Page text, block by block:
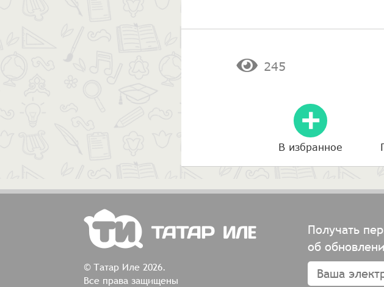
245
В избранное
© Татар Иле 2026.
Все права защищены
Получать
об